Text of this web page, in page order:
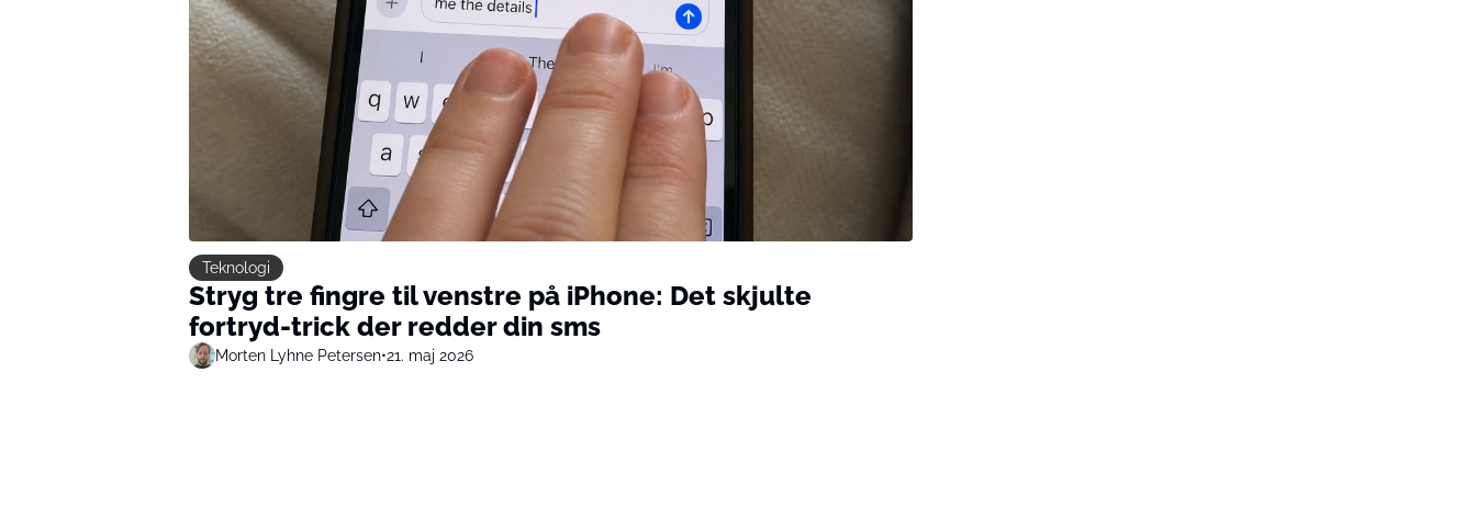
Teknologi
Stryg tre fingre til venstre på iPhone: Det skjulte
fortryd-trick der redder din sms
Morten Lyhne Petersen•21. maj 2026